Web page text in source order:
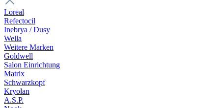
Loreal
Refectocil
Inebrya / Dusy
Wella
Weitere Marken
Goldwell
Salon Einrichtung
Matrix
Schwarzkopf
Kryolan
A.S.P.